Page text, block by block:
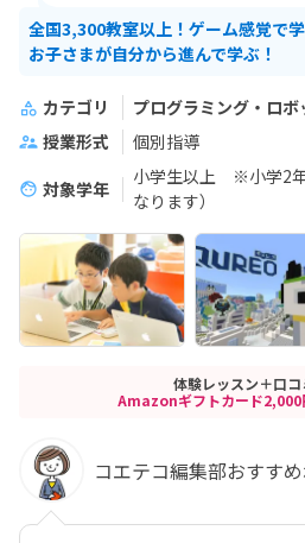
全国3,300教室以上！ゲーム感覚で
お子さまが自分から進んで学ぶ！
カテゴリ プログラミング・ロボ
授業形式
個別指導
対象学年
小学生以上 ※小学2
なります）
体験レッスン＋口コ
Amazonギフトカード2,000
コエテコ編集部おすす